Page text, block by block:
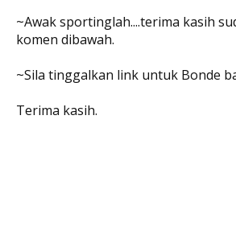
~Awak sportinglah....terima kasih
komen dibawah.
~Sila tinggalkan link untuk Bonde
Terima kasih.